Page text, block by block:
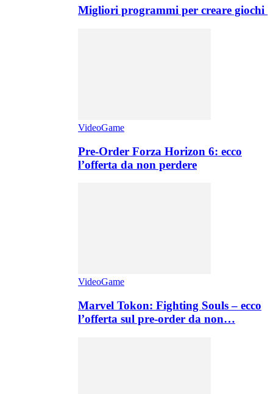
Migliori programmi per creare giochi
VideoGame
Pre-Order Forza Horizon 6: ecco
l’offerta da non perdere
VideoGame
Marvel Tokon: Fighting Souls – ecco
l’offerta sul pre-order da non…